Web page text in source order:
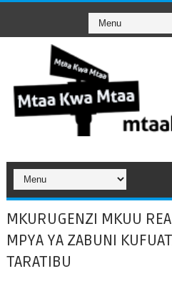
MKURUGENZI MKUU
MPYA YA ZABUNI
TARATIBU